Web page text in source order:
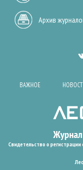
Архив
ВАЖНОЕ
Свидетельство о